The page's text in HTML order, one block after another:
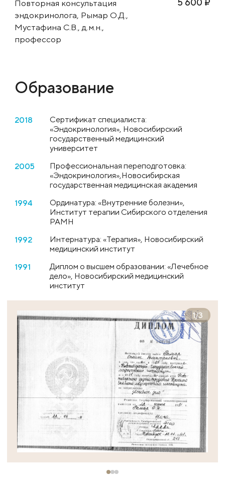
Повторная консультация
эндокринолога, Рымар О.Д.,
Мустафина С.В., д.м.н.,
профессор
Образование
2018
Сертификат специалиста:
«Эндокринология», Новосибирский
государственный медицинский
университет
2005
Профессиональная переподготовка:
«Эндокринология»,Новосибирская
государственная медицинская академия
1994
Ординатура: «Внутренние болезни»,
Институт терапии Сибирского отделения
РАМН
1992
Интернатура: «Терапия», Новосибирский
медицинский институт
1991
Диплом о высшем образовании: «Лечебное
дело», Новосибирский медицинский
институт
1/3